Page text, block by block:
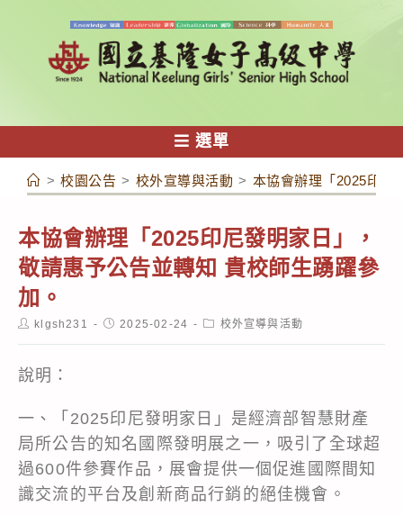
容
選單
> 校園公告 > 校外宣導與活動 > 本協會辦理「2025印尼
本協會辦理「2025印尼發明家日」，
敬請惠予公告並轉知 貴校師生踴躍參
加。
Postklgsh231
Post2025-02-24
Post校外宣導與活動
說明：
一、「2025印尼發明家日」是經濟部智慧財產
局所公告的知名國際發明展之一，吸引了全球超
過600件參賽作品，展會提供一個促進國際間知
識交流的平台及創新商品行銷的絕佳機會。